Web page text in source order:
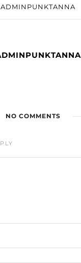
ADMINPUNKTANNA
NO COMMENTS